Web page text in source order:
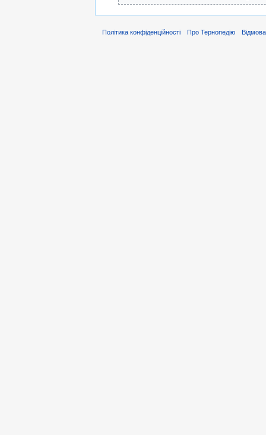
Політика конфіденційності Про Тернопедію